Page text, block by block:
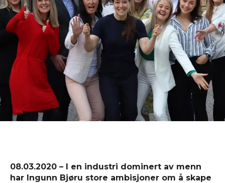
08.03.2020 – I en industri dominert av menn
har Ingunn Bjøru store ambisjoner om å skape